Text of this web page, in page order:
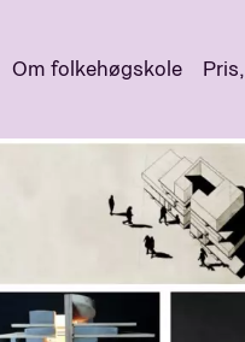
Om folkehøgskole